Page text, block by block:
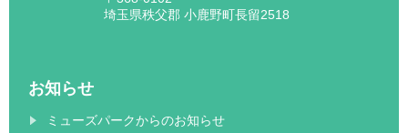
埼玉県秩父郡 小鹿野町長留2518
お知らせ
ミューズパークからのお知らせ